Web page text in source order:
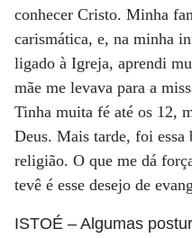
conhecer Cristo. Minha
carismática, e, na minha
ligado à Igreja, aprendi
mãe me levava para a
Tinha muita fé até os 12,
Deus. Mais tarde, foi essa
religião. O que me dá
tevê é esse desejo de
ISTOÉ – Algumas